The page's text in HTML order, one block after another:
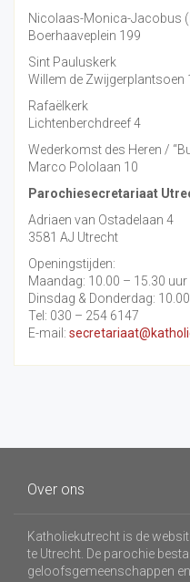
Nicolaas-Monica-Jacobus
Boerhaaveplein 199
Sint Pauluskerk
Willem de Zwijgerplantsoen
Rafaëlkerk
Lichtenberchdreef 4
Wederkomst des Heren /
Marco Pololaan 10
Parochiesecretariaat
Adriaen van Ostadelaan 4
3581 AJ Utrecht
Openingstijden:
Maandag: 10.00 – 15.30 uur
Dinsdag & Donderdag:
Tel: 030 – 254 6147
E-mail:
Over ons
Katholiekutrecht is de
te Utrecht. De parochie
geloofsgemeenschappen